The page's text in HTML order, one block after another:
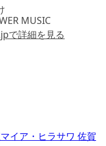
MUSIC
で詳細を見る
イア・ヒラサワ 佐賀